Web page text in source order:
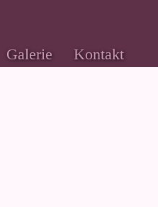
Kontakt
Galerie